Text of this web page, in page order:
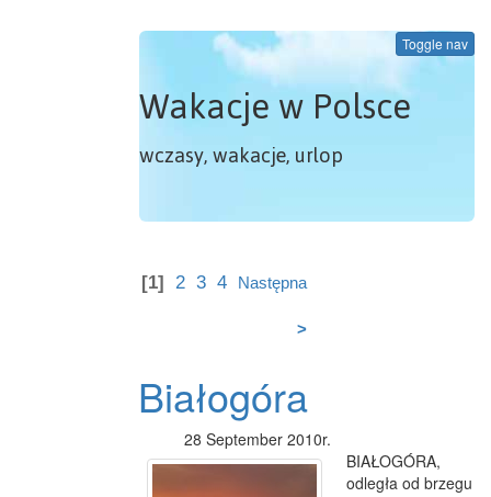
Toggle nav
Wakacje w Polsce
wczasy, wakacje, urlop
[1] 2 3 4 Następna
>
Białogóra
28 September 2010r.
BIAŁOGÓRA,
odległa od brzegu